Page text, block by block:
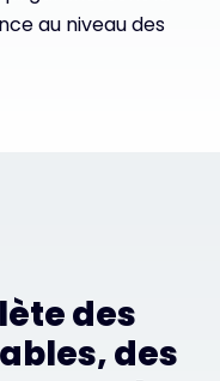
au niveau des
des
des